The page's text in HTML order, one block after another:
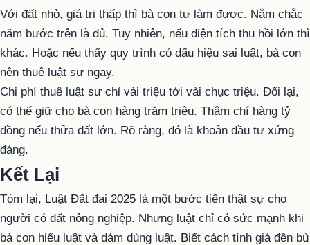
Với đất nhỏ, giá trị thấp thì bà con tự làm được. Nắm chắc
năm bước trên là đủ. Tuy nhiên, nếu diện tích thu hồi lớn thì
khác. Hoặc nếu thấy quy trình có dấu hiệu sai luật, bà con
nên thuê luật sư ngay.
Chi phí thuê luật sư chỉ vài triệu tới vài chục triệu. Đổi lại,
có thể giữ cho bà con hàng trăm triệu. Thậm chí hàng tỷ
đồng nếu thửa đất lớn. Rõ ràng, đó là khoản đầu tư xứng
đáng.
Kết Lại
Tóm lại, Luật Đất đai 2025 là một bước tiến thật sự cho
người có đất nông nghiệp. Nhưng luật chỉ có sức mạnh khi
bà con hiểu luật và dám dùng luật. Biết cách tính giá đền bù